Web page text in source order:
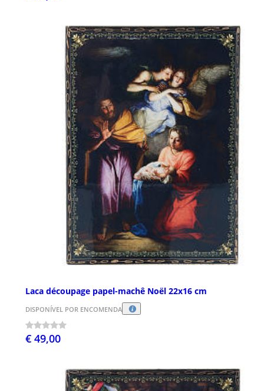
Laca découpage papel-machê Noël 22x16 cm
DISPONÍVEL POR ENCOMENDA
€ 49,00